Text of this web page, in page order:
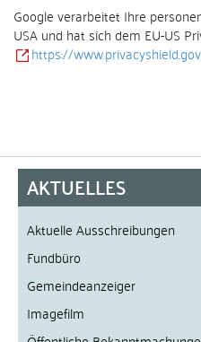
Google verarbeitet Ihre
USA und hat sich dem EU-US
https://
AKTUELLES
Aktuelle Ausschreibungen
Fundbüro
Gemeindeanzeiger
Imagefilm